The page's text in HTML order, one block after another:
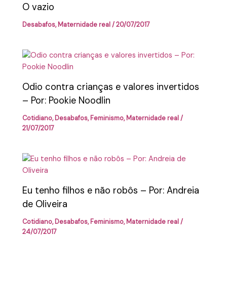
O vazio
Desabafos,Maternidade real/20/07/2017
Odio contra crianças e valores invertidos
– Por: Pookie Noodlin
Cotidiano,Desabafos,Feminismo,Maternidade real/
21/07/2017
Eu tenho filhos e não robôs – Por: Andreia
de Oliveira
Cotidiano,Desabafos,Feminismo,Maternidade real/
24/07/2017